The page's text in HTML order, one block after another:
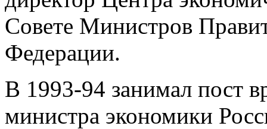
Совете Министров
Федерации.
В 1993-94 занимал пост
министра экономики